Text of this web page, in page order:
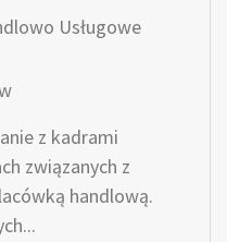
Usługowe
z kadrami
związanych z
handlową.